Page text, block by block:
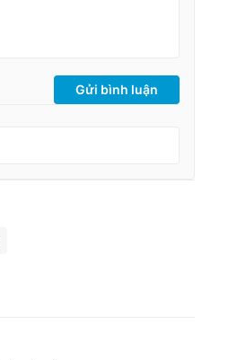
Gửi bình luận